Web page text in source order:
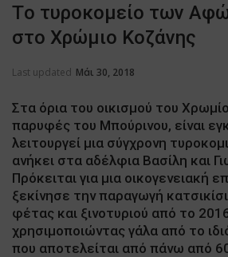
Tο τυροκομείο των
στο Χρώμιο Κοζάνης
Last updated Μάι 30, 2018
Στα όρια του οικισμού του
παρυφές του Μπούρινου, είναι
λειτουργεί μια σύγχρονη
ανήκει στα αδέλφια Βασίλη και
Πρόκειται για μια οικογενειακή
ξεκίνησε την παραγωγή
φέτας και ξινοτυριού από το
χρησιμοποιώντας γάλα από το
που αποτελείται από πάνω από